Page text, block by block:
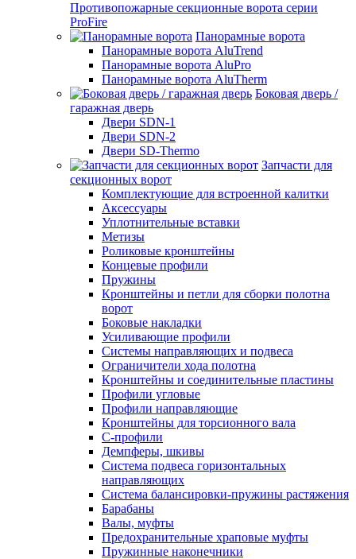
Противопожарные секционные ворота серии
ProFire
Панорамные ворота
Панорамные ворота AluTrend
Панорамные ворота AluPro
Панорамные ворота AluTherm
Боковая дверь /
гаражная дверь
Двери SDN-1
Двери SDN-2
Двери SD-Thermo
Запчасти для
секционных ворот
Комплектующие для встроенной калитки
Аксессуары
Уплотнительные вставки
Метизы
Роликовые кронштейны
Концевые профили
Пружины
Кронштейны и петли для сборки полотна
ворот
Боковые накладки
Усиливающие профили
Системы направляющих и подвеса
Ограничители хода полотна
Кронштейны и соединительные пластины
Профили угловые
Профили направляющие
Кронштейны для торсионного вала
С-профили
Демпферы, шкивы
Система подвеса горизонтальных
направляющих
Система балансировки-пружины растяжения
Барабаны
Валы, муфты
Предохранительные храповые муфты
Пружинные наконечники